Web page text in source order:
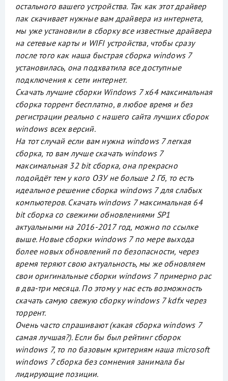
остального вашего устройства. Так как этот драйвер
пак скачивает нужные вам драйвера из интернета,
мы уже установили в сборку все известные драйвера
на сетевые карты и WIFI устройства, чтобы сразу
после того как наша быстрая сборка windows 7
установилась, она подхватила все доступные
подключения к сети интернет.
Скачать лучшие сборки Windows 7 x64 максимальная
сборка торрент бесплатно, в любое время и без
регистрации реально с нашего сайта лучших сборок
windows всех версий.
На тот случай если вам нужна windows 7 легкая
сборка, то вам лучше скачать windows 7
максимальная 32 bit сборка, она прекрасно
подойдёт тем у кого ОЗУ не больше 2 Гб, то есть
идеальное решение сборка windows 7 для слабых
компьютеров. Скачать windows 7 максимальная 64
bit сборка со свежими обновлениями SP1
актуальными на 2016-2017 год, можно по ссылке
выше. Новые сборки windows 7 по мере выхода
более новых обновлений по безопасности, через
время теряют свою актуальность, мы же обновляем
свои оригинальные сборки windows 7 примерно рас
в два-три месяца. По этому у нас есть возможность
скачать самую свежую сборку windows 7 kdfx через
торрент.
Очень часто спрашивают (какая сборка windows 7
самая лучшая?). Если бы был рейтинг сборок
windows 7, то по базовым критериям наша microsoft
windows 7 сборка без сомнения занимала бы
лидирующие позиции.